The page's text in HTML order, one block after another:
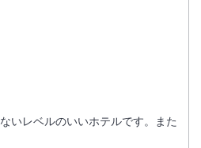
いレベルのいいホテルです。また